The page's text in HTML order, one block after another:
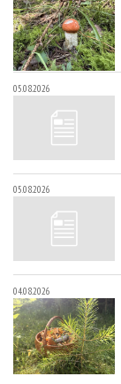
05.08.2026
05.08.2026
04.08.2026